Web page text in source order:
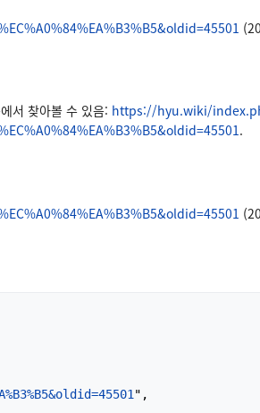
서 찾아볼 수 있음: https://hyu.wiki/
.
",